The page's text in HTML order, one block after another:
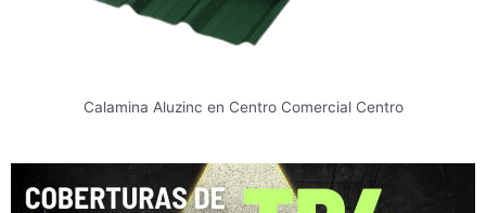
Calamina Aluzinc en Centro Comercial Centro